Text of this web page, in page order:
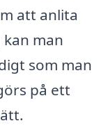
att anlita
man
som man
på ett